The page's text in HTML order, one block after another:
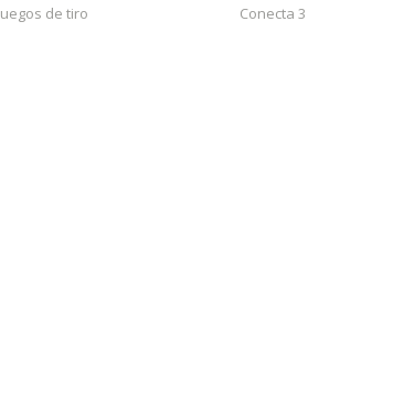
de tiro Conecta 3